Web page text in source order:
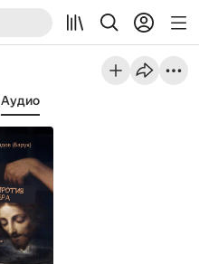
Аудио